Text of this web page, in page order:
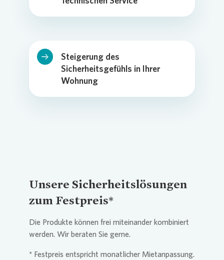
Steigerung des
Sicherheitsgefühls in Ihrer
Wohnung
Unsere Sicherheitslösungen
zum Festpreis*
Die Produkte können frei miteinander kombiniert
werden. Wir beraten Sie gerne.
* Festpreis entspricht monatlicher Mietanpassung.